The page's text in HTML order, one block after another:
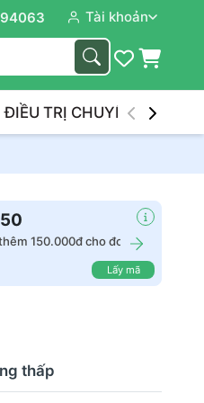
Tài khoản
ĐIỀU TRỊ CHUYÊN NGHIỆP
150.000đ cho đơn
Lấy mã
thấp